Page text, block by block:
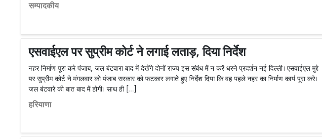
सम्पादकीय
एसवाईएल पर सुप्रीम कोर्ट ने लगाई लताड़, दिया निर्देश
नहर निर्माण पूरा करे पंजाब, जल बंटवारा बाद में देखेंगे दोनों राज्य इस संबंध में न करें धरने प्रदर्शन नई दिल्ली। एसवाईएल मुद्दे
पर सुप्रीम कोर्ट ने मंगलवार को पंजाब सरकार को फटकार लगाते हुए निर्देश दिया कि वह पहले नहर का निर्माण कार्य पूरा करे।
जल बंटवारे की बात बाद में होगी। साथ ही […]
हरियाणा